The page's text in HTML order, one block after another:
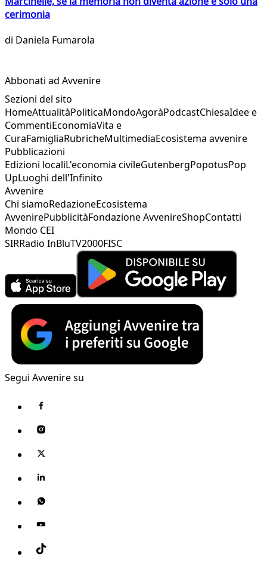
cerimonia
di Daniela Fumarola
Abbonati ad Avvenire
Sezioni del sito
HomeAttualitàPoliticaMondoAgoràPodcastChiesaIdee e
CommentiEconomiaVita e
CuraFamigliaRubricheMultimediaEcosistema avvenire
Pubblicazioni
Edizioni localiL'economia civileGutenbergPopotusPop
UpLuoghi dell'Infinito
Avvenire
Chi siamoRedazioneEcosistema
AvvenirePubblicitàFondazione AvvenireShopContatti
Mondo CEI
SIRRadio InBluTV2000FISC
Segui Avvenire su